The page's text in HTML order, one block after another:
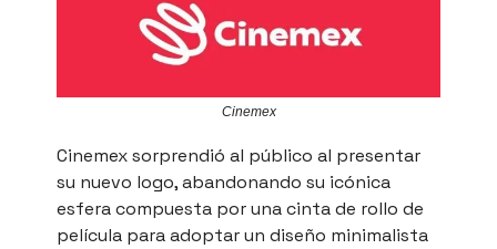
Cinemex
Cinemex sorprendió al público al presentar
su nuevo logo, abandonando su icónica
esfera compuesta por una cinta de rollo de
película para adoptar un diseño minimalista